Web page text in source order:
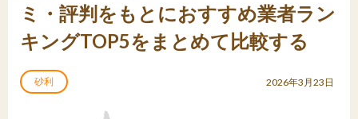
ミ・評判をもとにおすすめ業者ラン
キングTOP5をまとめて比較する
砂利 2026年3月23日